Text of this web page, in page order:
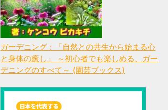
ガーデニング：「自然との共生から始まる心
と身体の癒し」 ～初心者でも楽しめる、ガー
デニングのすべて～ (園芸ブックス)